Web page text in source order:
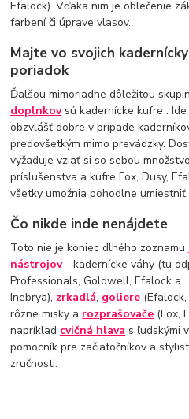
Efalock). Vďaka nim je oblečenie
farbení či úprave vlasov.
Majte vo svojich
poriadok
Ďalšou mimoriadne dôležitou
doplnkovsú kadernícke kufre .
obzvlášť dobre v prípade
predovšetkým mimo prevádzky.
vyžaduje vziať si so sebou
príslušenstva a kufre Fox, Dusy,
všetky umožnia pohodlne umiestniť.
Čo nikde inde nenájdete
Toto nie je koniec dlhého zoznamu
nástrojov- kadernícke váhy (tu
Professionals, Goldwell, Efalock a
Inebrya), zrkadlá, goliere
rôzne misky a rozprašovače (Fox,
napríklad cvičná hlava s ľudskými
pomocník pre začiatočníkov a
zručnosti.